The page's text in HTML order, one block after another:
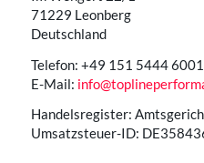
71229 Leonberg
Deutschland
Telefon: +49 151 5444 6001
E-Mail:
Handelsregister:
Umsatzsteuer-ID: